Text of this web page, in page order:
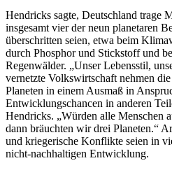
Hendricks sagte, Deutschland trage
insgesamt vier der neun planetaren
überschritten seien, etwa beim
durch Phosphor und Stickstoff und
Regenwälder. „Unser Lebensstil,
vernetzte Volkswirtschaft nehmen
Planeten in einem Ausmaß in
Entwicklungschancen in anderen
Hendricks. „Würden alle Menschen
dann bräuchten wir drei Planeten.“
und kriegerische Konflikte seien in
nicht-nachhaltigen Entwicklung.